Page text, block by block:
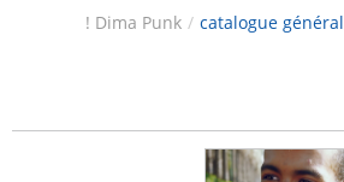
catalogue général
/
Dima Punk !